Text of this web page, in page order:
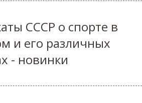
СССР о спорте в
и его различных
- новинки